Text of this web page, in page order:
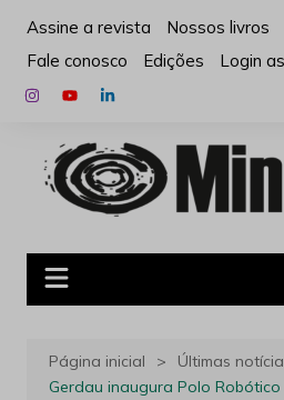
para
conteúdo
Assine a revista Nossos livros
Fale conosco
Edições Login
Página inicial
Últimas
Gerdau inaugura Polo Robótico